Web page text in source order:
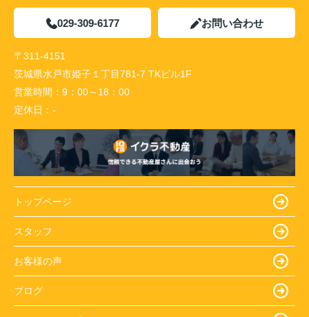
029-309-6177 お問い合わせ
〒311-4151
茨城県水戸市姫子１丁目781-7 TKビル1F
営業時間： 9：00～18：00
定休日： -
トップページ
スタッフ
お客様の声
ブログ